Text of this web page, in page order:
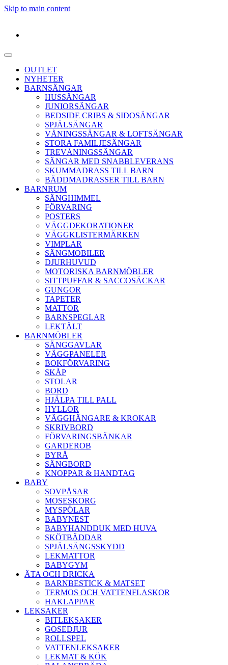
Skip to main content
OUTLET
NYHETER
BARNSÄNGAR
HUSSÄNGAR
JUNIORSÄNGAR
BEDSIDE CRIBS & SIDOSÄNGAR
SPJÄLSÄNGAR
VÅNINGSSÄNGAR & LOFTSÄNGAR
STORA FAMILJESÄNGAR
TREVÅNINGSSÄNGAR
SÄNGAR MED SNABBLEVERANS
SKUMMADRASS TILL BARN
BÄDDMADRASSER TILL BARN
BARNRUM
SÄNGHIMMEL
FÖRVARING
POSTERS
VÄGGDEKORATIONER
VÄGGKLISTERMÄRKEN
VIMPLAR
SÄNGMOBILER
DJURHUVUD
MOTORISKA BARNMÖBLER
SITTPUFFAR & SACCOSÄCKAR
GUNGOR
TAPETER
MATTOR
BARNSPEGLAR
LEKTÄLT
BARNMÖBLER
SÄNGGAVLAR
VÄGGPANELER
BOKFÖRVARING
SKÅP
STOLAR
BORD
HJÄLPA TILL PALL
HYLLOR
VÄGGHÄNGARE & KROKAR
SKRIVBORD
FÖRVARINGSBÄNKAR
GARDEROB
BYRÅ
SÄNGBORD
KNOPPAR & HANDTAG
BABY
SOVPÅSAR
MOSESKORG
MYSPÖLAR
BABYNEST
BABYHANDDUK MED HUVA
SKÖTBÄDDAR
SPJÄLSÄNGSSKYDD
LEKMATTOR
BABYGYM
ÄTA OCH DRICKA
BARNBESTICK & MATSET
TERMOS OCH VATTENFLASKOR
HAKLAPPAR
LEKSAKER
BITLEKSAKER
GOSEDJUR
ROLLSPEL
VATTENLEKSAKER
LEKMAT & KÖK